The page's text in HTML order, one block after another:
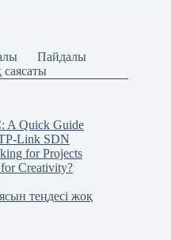
Пайдалы
A Quick Guide
Link SDN
for Projects
Creativity?
теңдесі жоқ